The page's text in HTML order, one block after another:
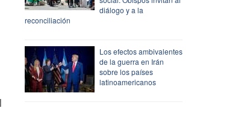
diálogo y a la
reconciliación
Los efectos ambivalentes
de la guerra en Irán
sobre los países
latinoamericanos